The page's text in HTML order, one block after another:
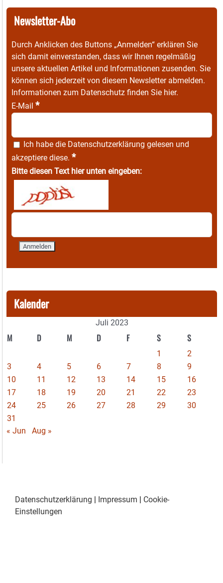
Newsletter-Abo
Durch Anklicken des Buttons „Anmelden“ erklären Sie
sich damit einverstanden, dass wir Ihnen regelmäßig
unsere aktuellen Artikel und Informationen zusenden. Sie
können sich jederzeit von diesem Newsletter abmelden.
Informationen zum Datenschutz finden Sie hier.
E-Mail *
Ich habe die Datenschutzerklärung gelesen und
akzeptiere diese. *
Bitte diesen Text hier unten eingeben:
Kalender
Juli 2023
M D M D F S S
1
2
3
4 5 6 7 8
9
10
11 12 13 14 15
16
17
18 19 20 21 22
23
24
25 26 27 28 29
30
31
« Jun
Aug »
Datenschutzerklärung | Impressum | Cookie-
Einstellungen